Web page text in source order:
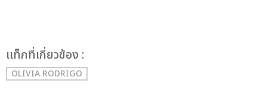
เเท็กที่เกี่ยวข้อง :
OLIVIA RODRIGO